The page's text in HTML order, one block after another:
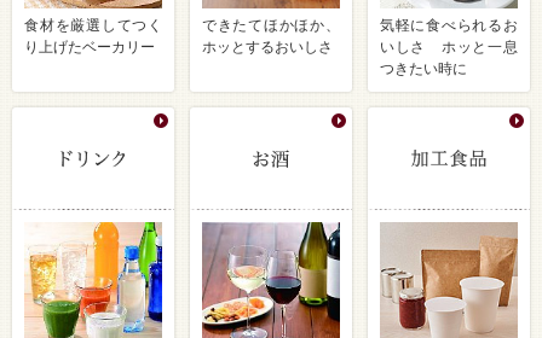
食材を厳選してつく
り上げたベーカリー
できたてほかほか、
ホッとするおいしさ
気軽に食べられるお
いしさ ホッと一息
つきたい時に